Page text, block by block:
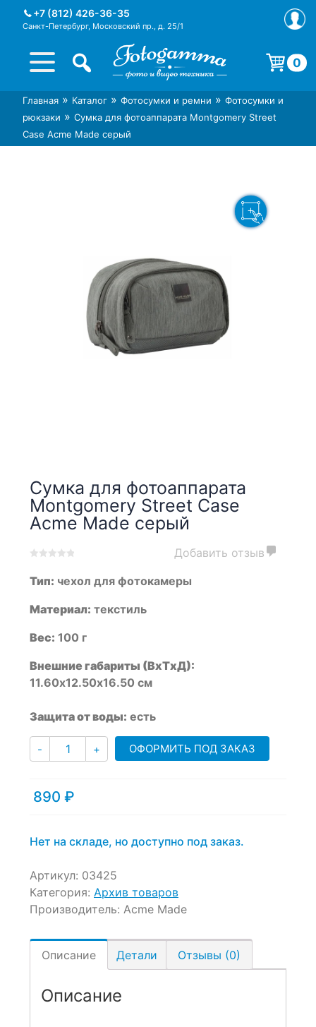
+7 (812) 426-36-35
Санкт-Петербург, Московский пр., д. 25/1
Интернет-магазин фототехники
Foto-Gamma в СПб
Магазин фотоаксессуаров foto-
gamma.ru
0
Корзина пуста.
Главная » Каталог » Фотосумки и ремни » Фотосумки и
рюкзаки » Сумка для фотоаппарата Montgomery Street
Case Acme Made серый
Сумка для фотоаппарата
Montgomery Street Case
Acme Made серый
out
based
customer
Добавить отзыв
Тип: чехол для фотокамеры
Материал: текстиль
Вес: 100 г
Внешние габариты (ВхТхД):
11.60х12.50х16.50 см
Защита от воды: есть
- Количество
+ ОФОРМИТЬ ПОД ЗАКАЗ
890 ₽
Нет на складе, но доступно под заказ.
Артикул: 03425
Категория: Архив товаров
Производитель: Acme Made
Описание Детали Отзывы (0)
Описание